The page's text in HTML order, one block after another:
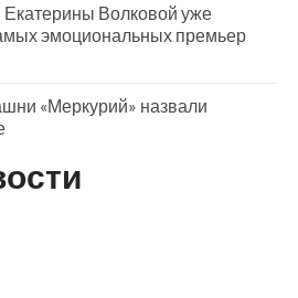
Екатерины Волковой уже
эмоциональных премьер
«Меркурий» назвали